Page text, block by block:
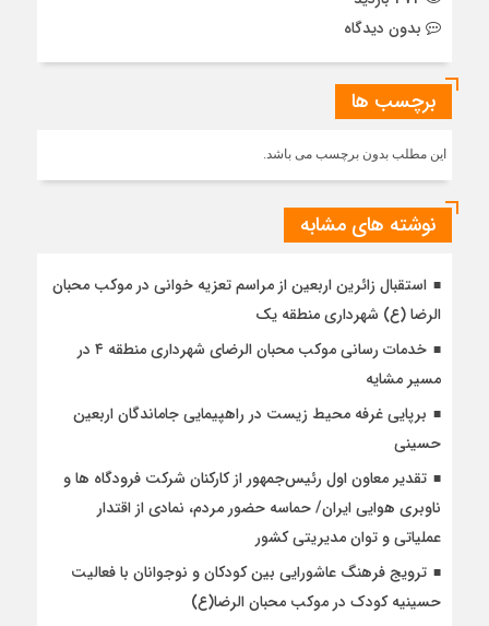
بدون دیدگاه
برچسب ها
این مطلب بدون برچسب می باشد.
نوشته های مشابه
استقبال زائرین اربعین از مراسم تعزیه خوانی در موکب محبان
الرضا (ع) شهرداری منطقه یک
خدمات رسانی موکب محبان الرضای شهرداری منطقه ۴ در
مسیر مشایه
برپایی غرفه محیط زیست در راهپیمایی جاماندگان اربعین
حسینی
تقدیر معاون اول رئیس‌جمهور از کارکنان شرکت فرودگاه ها و
ناوبری هوایی ایران/ حماسه حضور مردم، نمادی از اقتدار
عملیاتی و توان مدیریتی کشور
ترویج فرهنگ عاشورایی بین کودکان و نوجوانان با فعالیت
حسینیه کودک در موکب محبان الرضا(ع)